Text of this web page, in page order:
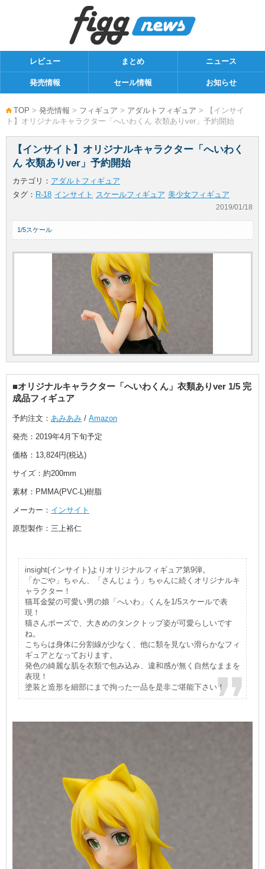
レビュー まとめ ニュース
発売情報 セール情報 お知らせ
TOP > 発売情報 > フィギュア > アダルトフィギュア > 【インサイ
ト】オリジナルキャラクター「へいわくん 衣類ありver」予約開始
【インサイト】オリジナルキャラクター「へいわく
ん 衣類ありver」予約開始
カテゴリ： アダルトフィギュア
タグ： R-18 インサイト スケールフィギュア 美少女フィギュア
2019/01/18
1/5スケール
■オリジナルキャラクター「へいわくん」衣類ありver 1/5 完
成品フィギュア
予約注文： あみあみ / Amazon
発売：2019年4月下旬予定
価格：13,824円(税込)
サイズ：約200mm
素材：PMMA(PVC-L)樹脂
メーカー： インサイト
原型製作：三上裕仁
insight(インサイト)よりオリジナルフィギュア第9弾。
「かごや」ちゃん、「さんじょう」ちゃんに続くオリジナルキ
ャラクター！
猫耳金髪の可愛い男の娘「へいわ」くんを1/5スケールで表
現！
猫さんポーズで、大きめのタンクトップ姿が可愛らしいです
ね。
こちらは身体に分割線が少なく、他に類を見ない滑らかなフィ
ギュアとなっております。
発色の綺麗な肌を衣類で包み込み、違和感が無く自然なままを
表現！
塗装と造形を細部にまで拘った一品を是非ご堪能下さい！